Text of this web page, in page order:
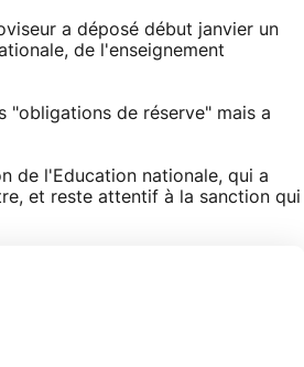
a déposé début janvier un
de l'enseignement
"obligations de réserve" mais a
de l'Education nationale, qui a
et reste attentif à la sanction qui